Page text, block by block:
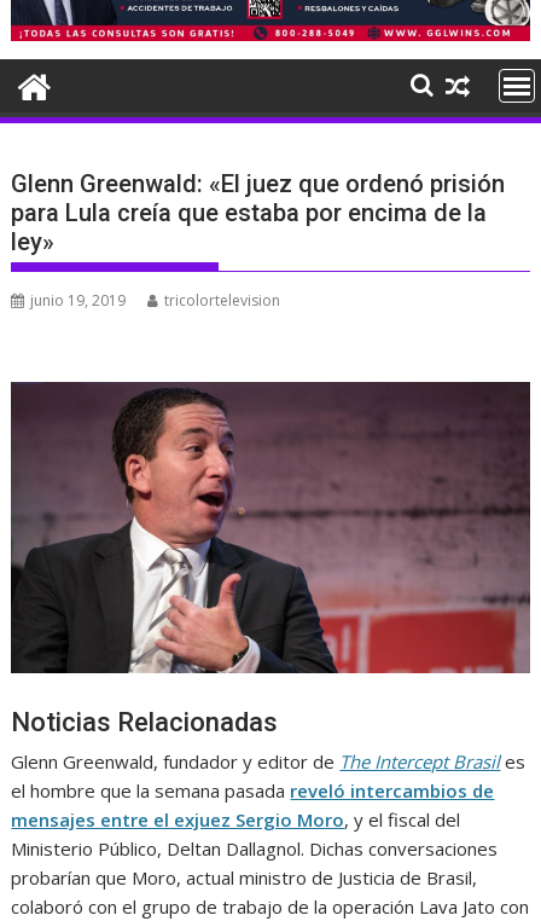
Glenn Greenwald: «El juez que ordenó prisión
para Lula creía que estaba por encima de la
ley»
junio 19, 2019 tricolortelevision
Noticias Relacionadas
Glenn Greenwald, fundador y editor de The Intercept Brasil es
el hombre que la semana pasada reveló intercambios de
mensajes entre el exjuez Sergio Moro, y el fiscal del
Ministerio Público, Deltan Dallagnol. Dichas conversaciones
probarían que Moro, actual ministro de Justicia de Brasil,
colaboró con el grupo de trabajo de la operación Lava Jato con